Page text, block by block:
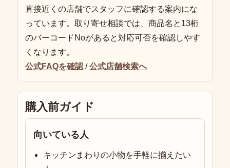
直接近くの店舗でスタッフに確認する案内にな
っています。取り寄せ相談では、商品名と13桁
のバーコードNoがあると対応可否を確認しやす
くなります。
公式FAQを確認 /公式店舗検索へ
購入前ガイド
向いている人
キッチンまわりの小物を手軽に揃えたい